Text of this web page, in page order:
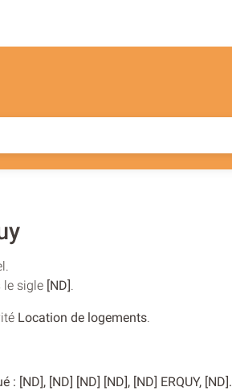
le sigle [ND] .
Location de logements.
[ND], [ND] [ND] [ND], [ND] ERQUY, [ND].